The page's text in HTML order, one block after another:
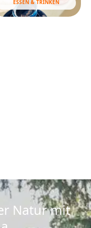
ESSEN & TRINKEN
Natur mit